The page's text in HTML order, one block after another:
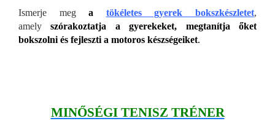
Ismerje mega tökéletes gyerek bokszkészletet,
amelyszórakoztatja a gyerekeket, megtanítja őket
bokszolni és fejleszti a motoros készségeiket.
MINŐSÉGI TENISZ TRÉNER